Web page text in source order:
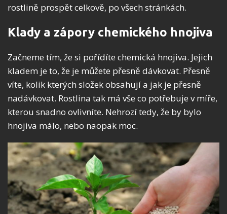
rostlině prospět celkově, po všech stránkách.
Klady a zápory chemického hnojiva
Začneme tím, že si pořídíte chemická hnojiva. Jejich
kladem je to, že je můžete přesně dávkovat. Přesně
víte, kolik kterých složek obsahují a jak je přesně
nadávkovat. Rostlina tak má vše co potřebuje v míře,
kterou snadno ovlivníte. Nehrozí tedy, že by bylo
hnojiva málo, nebo naopak moc.